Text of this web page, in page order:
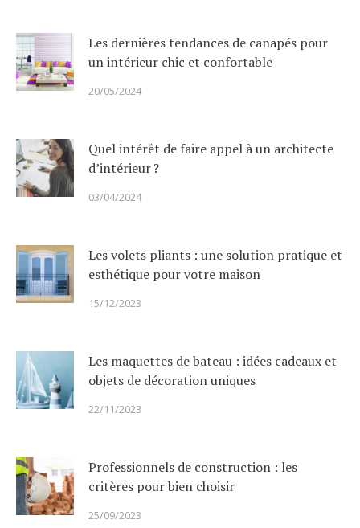
Les dernières tendances de canapés pour
un intérieur chic et confortable
20/05/2024
Quel intérêt de faire appel à un architecte
d’intérieur ?
03/04/2024
Les volets pliants : une solution pratique et
esthétique pour votre maison
15/12/2023
Les maquettes de bateau : idées cadeaux et
objets de décoration uniques
22/11/2023
Professionnels de construction : les
critères pour bien choisir
25/09/2023